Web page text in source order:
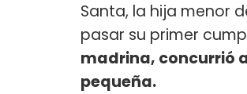
Santa, la hija menor
pasar su primer
madrina, concurrió
pequeña.